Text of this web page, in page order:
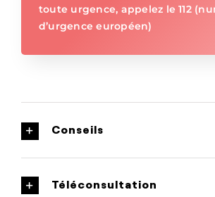
toute urgence, appelez le 112
d’urgence européen)
Conseils
Téléconsultation